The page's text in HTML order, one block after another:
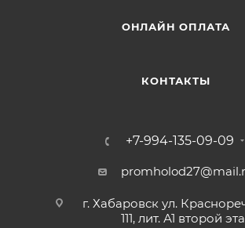
ОНЛАЙН ОПЛАТА
КОНТАКТЫ
+7-994-135-09-09
г. Хабаровск ул.
111, лит. А1 второй